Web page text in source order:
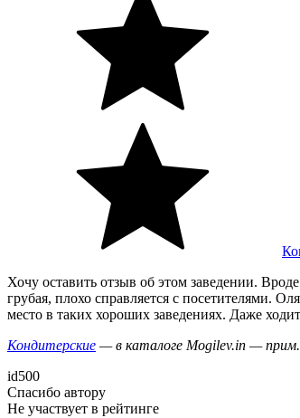
Хочу оставить отзыв об этом заведении.
грубая, плохо справляется с посетителями.
место в таких хороших заведениях. Даже
Кондитерские — в каталоге Mogilev.in — прим.
id500
Спасибо автору
Не участвует в рейтинге